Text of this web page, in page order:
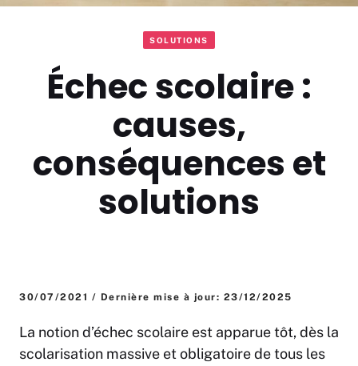
SOLUTIONS
Échec scolaire :
causes,
conséquences et
solutions
30/07/2021 / Dernière mise à jour: 23/12/2025
La notion d’échec scolaire est apparue tôt, dès la
scolarisation massive et obligatoire de tous les